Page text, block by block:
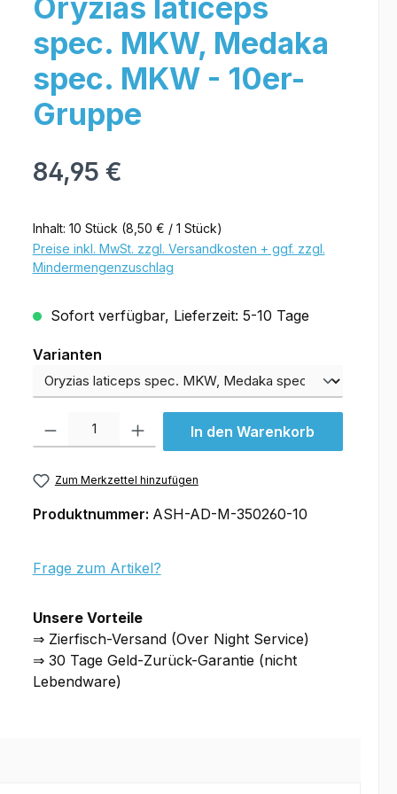
Oryzias laticeps
spec. MKW, Medaka
spec. MKW - 10er-
Gruppe
84,95 €
Inhalt: 10 Stück (8,50 € / 1 Stück)
Preise inkl. MwSt. zzgl. Versandkosten + ggf. zzgl.
Mindermengenzuschlag
Sofort verfügbar, Lieferzeit: 5-10 Tage
Varianten
Varianten
In den Warenkorb
Zum Merkzettel hinzufügen
Produktnummer: ASH-AD-M-350260-10
Frage zum Artikel?
Unsere Vorteile
⇒ Zierfisch-Versand (Over Night Service)
⇒ 30 Tage Geld-Zurück-Garantie (nicht
Lebendware)